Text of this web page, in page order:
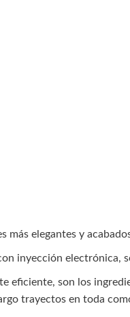
más elegantes y
inyección electrónica,
son los
trayectos en toda